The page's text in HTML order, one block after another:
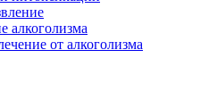
алкоголизма
от алкоголизма